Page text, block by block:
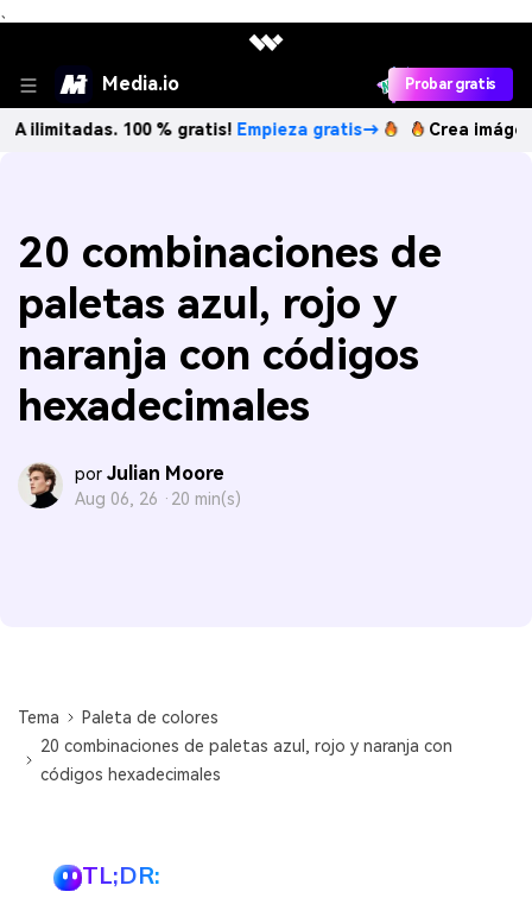
、
Media.io Probar gratis
100 % gratis! Empieza gratis→ Crea imágenes IA
20 combinaciones de
paletas azul, rojo y
naranja con códigos
hexadecimales
por Julian Moore
Aug 06, 26 · 20 min(s)
Tema
Paleta de colores
20 combinaciones de paletas azul, rojo y naranja con
códigos hexadecimales
TL;DR: